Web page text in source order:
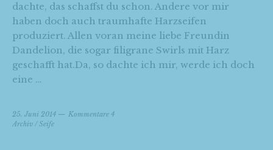
dachte, das schaffst du schon. Andere vor mir
haben doch auch traumhafte Harzseifen
produziert. Allen voran meine liebe Freundin
Dandelion, die sogar filigrane Swirls mit Harz
geschafft hat.Da, so dachte ich mir, werde ich doch
eine …
25. Juni 2014
Kommentare 4
Archiv /Seife